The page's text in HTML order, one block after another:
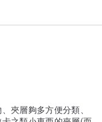
費可參考設計館交易
夾層夠多方便分類、